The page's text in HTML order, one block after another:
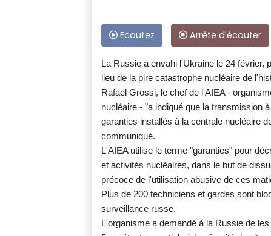
Ecoutez Arrête d'écouter
La Russie a envahi l'Ukraine le 24 février,
lieu de la pire catastrophe nucléaire de
Rafael Grossi, le chef de l'AIEA -
nucléaire - "a indiqué que la transmission
garanties installés à la centrale nucléaire
communiqué.
L'AIEA utilise le terme "garanties" pour
et activités nucléaires, dans le but de
précoce de l'utilisation abusive de ces
Plus de 200 techniciens et gardes sont
surveillance russe.
L'organisme a demandé à la Russie de